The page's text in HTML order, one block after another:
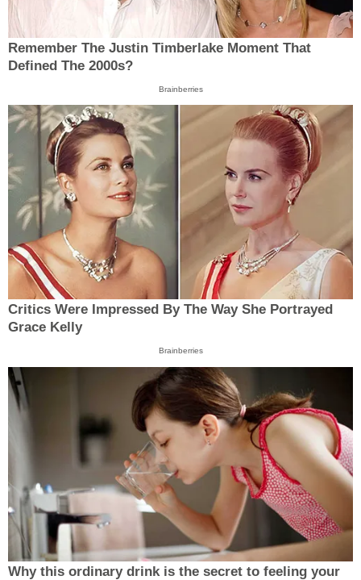
Remember The Justin Timberlake Moment That
Defined The 2000s?
Brainberries
Critics Were Impressed By The Way She Portrayed
Grace Kelly
Brainberries
Why this ordinary drink is the secret to feeling your